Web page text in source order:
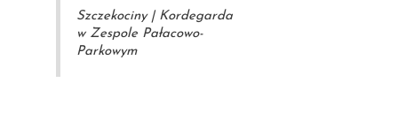
Szczekociny | Kordegarda
w Zespole Pałacowo-
Parkowym